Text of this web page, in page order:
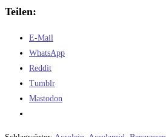
Teilen:
E-Mail
WhatsApp
Reddit
Tumblr
Mastodon